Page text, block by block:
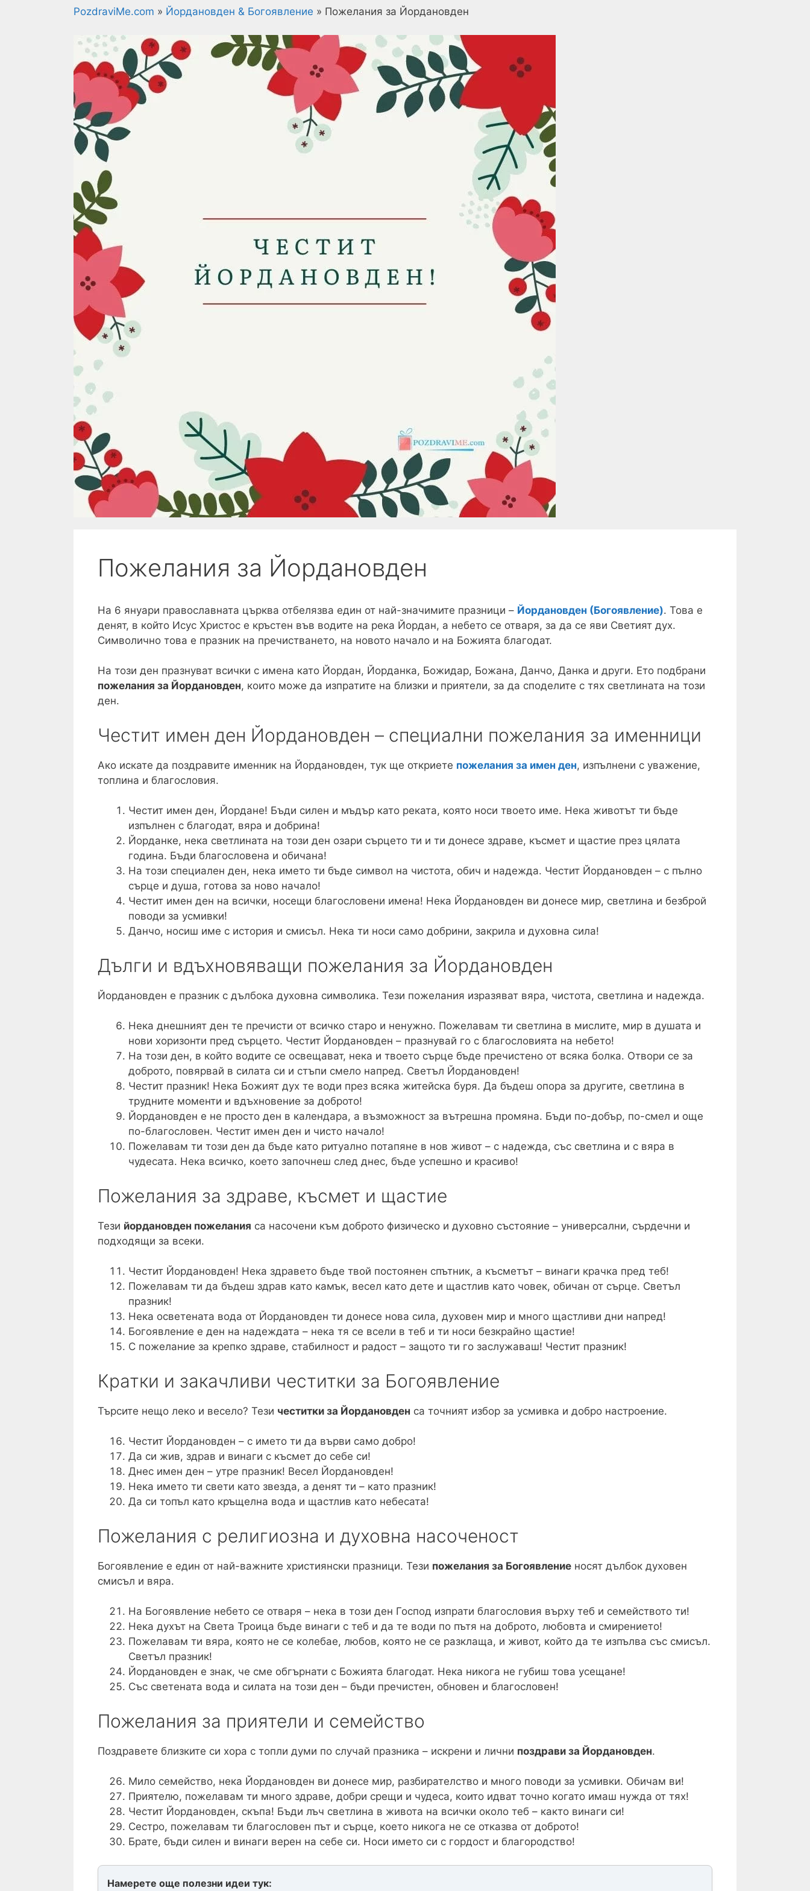
PozdraviMe.com » Йордановден & Богоявление » Пожелания за Йордановден
Пожелания за Йордановден
На 6 януари православната църква отбелязва един от най-значимите празници – Йордановден (Богоявление). Това е
денят, в който Исус Христос е кръстен във водите на река Йордан, а небето се отваря, за да се яви Светият дух.
Символично това е празник на пречистването, на новото начало и на Божията благодат.
На този ден празнуват всички с имена като Йордан, Йорданка, Божидар, Божана, Данчо, Данка и други. Ето подбрани
пожелания за Йордановден, които може да изпратите на близки и приятели, за да споделите с тях светлината на този
ден.
Честит имен ден Йордановден – специални пожелания за именници
Ако искате да поздравите именник на Йордановден, тук ще откриете пожелания за имен ден, изпълнени с уважение,
топлина и благословия.
Честит имен ден, Йордане! Бъди силен и мъдър като реката, която носи твоето име. Нека животът ти бъде
изпълнен с благодат, вяра и добрина!
Йорданке, нека светлината на този ден озари сърцето ти и ти донесе здраве, късмет и щастие през цялата
година. Бъди благословена и обичана!
На този специален ден, нека името ти бъде символ на чистота, обич и надежда. Честит Йордановден – с пълно
сърце и душа, готова за ново начало!
Честит имен ден на всички, носещи благословени имена! Нека Йордановден ви донесе мир, светлина и безброй
поводи за усмивки!
Данчо, носиш име с история и смисъл. Нека ти носи само добрини, закрила и духовна сила!
Дълги и вдъхновяващи пожелания за Йордановден
Йордановден е празник с дълбока духовна символика. Тези пожелания изразяват вяра, чистота, светлина и надежда.
Нека днешният ден те пречисти от всичко старо и ненужно. Пожелавам ти светлина в мислите, мир в душата и
нови хоризонти пред сърцето. Честит Йордановден – празнувай го с благословията на небето!
На този ден, в който водите се освещават, нека и твоето сърце бъде пречистено от всяка болка. Отвори се за
доброто, повярвай в силата си и стъпи смело напред. Светъл Йордановден!
Честит празник! Нека Божият дух те води през всяка житейска буря. Да бъдеш опора за другите, светлина в
трудните моменти и вдъхновение за доброто!
Йордановден е не просто ден в календара, а възможност за вътрешна промяна. Бъди по-добър, по-смел и още
по-благословен. Честит имен ден и чисто начало!
Пожелавам ти този ден да бъде като ритуално потапяне в нов живот – с надежда, със светлина и с вяра в
чудесата. Нека всичко, което започнеш след днес, бъде успешно и красиво!
Пожелания за здраве, късмет и щастие
Тези йордановден пожелания са насочени към доброто физическо и духовно състояние – универсални, сърдечни и
подходящи за всеки.
Честит Йордановден! Нека здравето бъде твой постоянен спътник, а късметът – винаги крачка пред теб!
Пожелавам ти да бъдеш здрав като камък, весел като дете и щастлив като човек, обичан от сърце. Светъл
празник!
Нека осветената вода от Йордановден ти донесе нова сила, духовен мир и много щастливи дни напред!
Богоявление е ден на надеждата – нека тя се всели в теб и ти носи безкрайно щастие!
С пожелание за крепко здраве, стабилност и радост – защото ти го заслужаваш! Честит празник!
Кратки и закачливи честитки за Богоявление
Търсите нещо леко и весело? Тези честитки за Йордановден са точният избор за усмивка и добро настроение.
Честит Йордановден – с името ти да върви само добро!
Да си жив, здрав и винаги с късмет до себе си!
Днес имен ден – утре празник! Весел Йордановден!
Нека името ти свети като звезда, а денят ти – като празник!
Да си топъл като кръщелна вода и щастлив като небесата!
Пожелания с религиозна и духовна насоченост
Богоявление е един от най-важните християнски празници. Тези пожелания за Богоявление носят дълбок духовен
смисъл и вяра.
На Богоявление небето се отваря – нека в този ден Господ изпрати благословия върху теб и семейството ти!
Нека духът на Света Троица бъде винаги с теб и да те води по пътя на доброто, любовта и смирението!
Пожелавам ти вяра, която не се колебае, любов, която не се разклаща, и живот, който да те изпълва със смисъл.
Светъл празник!
Йордановден е знак, че сме обгърнати с Божията благодат. Нека никога не губиш това усещане!
Със светената вода и силата на този ден – бъди пречистен, обновен и благословен!
Пожелания за приятели и семейство
Поздравете близките си хора с топли думи по случай празника – искрени и лични поздрави за Йордановден.
Мило семейство, нека Йордановден ви донесе мир, разбирателство и много поводи за усмивки. Обичам ви!
Приятелю, пожелавам ти много здраве, добри срещи и чудеса, които идват точно когато имаш нужда от тях!
Честит Йордановден, скъпа! Бъди лъч светлина в живота на всички около теб – както винаги си!
Сестро, пожелавам ти благословен път и сърце, което никога не се отказва от доброто!
Брате, бъди силен и винаги верен на себе си. Носи името си с гордост и благородство!
Намерете още полезни идеи тук: